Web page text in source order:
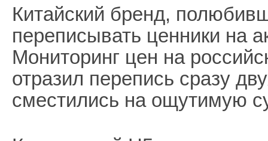
Китайский бренд,
переписывать ценники на
Мониторинг цен на
отразил перепись сразу
сместились на ощутимую